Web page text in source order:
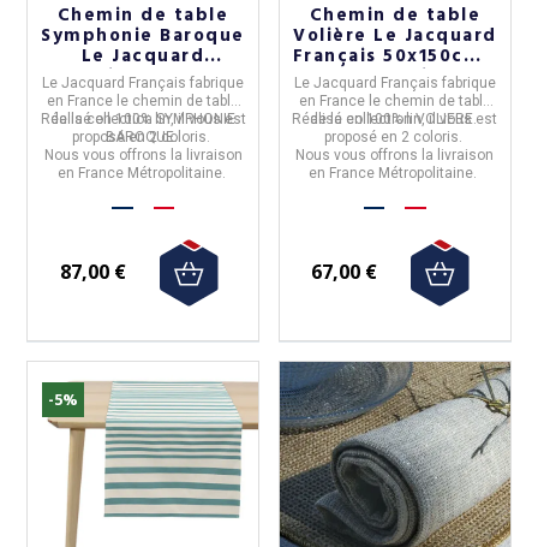
Chemin de table
Symphonie Baroque
Le Jacquard
Français 50x150cm -
2 coloris
Le Jacquard Françaisfabrique
en France le chemin de table
de la collection SYMPHONIE
BAROQUE.
Réalisé en 100% lin, il vous est
proposé en 2 coloris.
Nous vous offrons la livraison
en France Métropolitaine.
87,00 €
Chemin de table
Volière Le Jacquard
Français 50x150cm -
2 coloris
Le Jacquard Français fabrique
en France lechemin de table
de la collectionVOLIERE.
Réalisé en 100% lin, il vous est
proposé en 2 coloris.
Nous vous offrons la livraison
en France Métropolitaine.
67,00 €
-5%